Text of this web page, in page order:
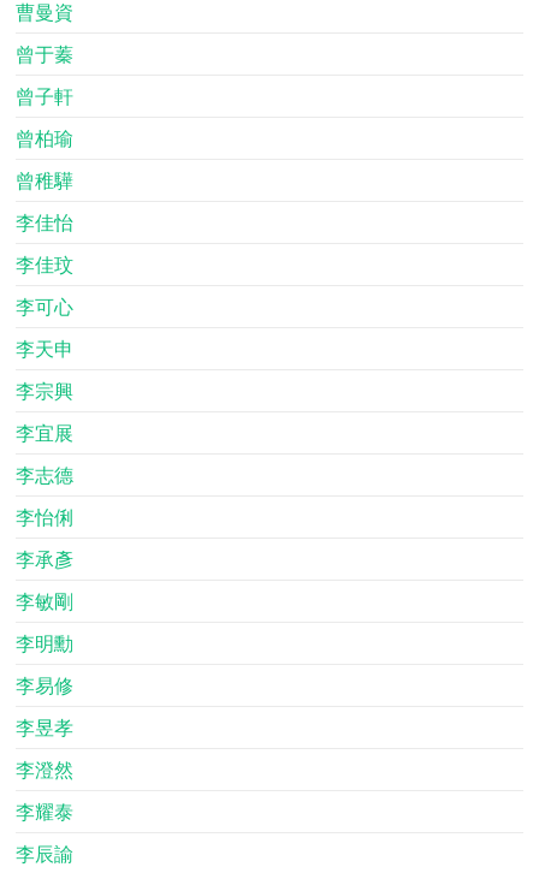
曹曼資
曾于蓁
曾子軒
曾柏瑜
曾稚驊
李佳怡
李佳玟
李可心
李天申
李宗興
李宜展
李志德
李怡俐
李承彥
李敏剛
李明勳
李易修
李昱孝
李澄然
李耀泰
李辰諭